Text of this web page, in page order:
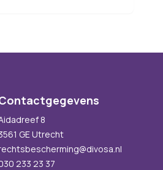
8
GE Utrecht
233 23 37